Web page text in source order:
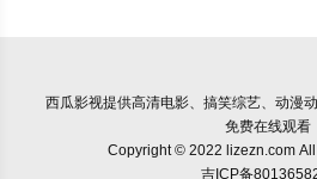
西瓜影视提供高清电影、搞笑综艺、动漫
免费在线观看
Copyright © 2022 lizezn.com
吉ICP备